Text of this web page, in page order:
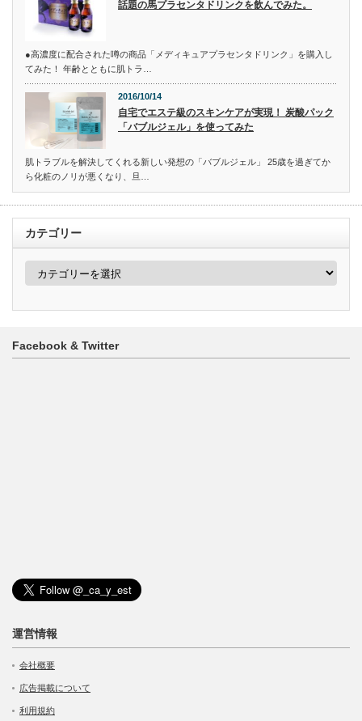
話題の馬プラセンタドリンクを飲んでみた。
●高濃度に配合された噂の商品「メディキュアプラセンタドリンク」を購入し
てみた！ 年齢とともに肌トラ…
2016/10/14
自宅でエステ級のスキンケアが実現！ 炭酸パック
「バブルジェル」を使ってみた
肌トラブルを解決してくれる新しい発想の「バブルジェル」 25歳を過ぎてか
ら化粧のノリが悪くなり、旦…
カテゴリー
カ
ー
Facebook & Twitter
運営情報
会社概要
広告掲載について
利用規約